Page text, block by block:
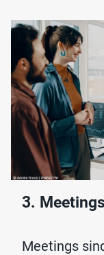
3.
Meetings